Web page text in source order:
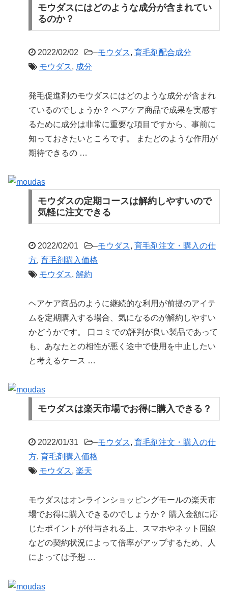
モウダスにはどのような成分が含まれてい
るのか？
2022/02/02 –モウダス, 育毛剤配合成分
モウダス, 成分
発毛促進剤のモウダスにはどのような成分が含まれ
ているのでしょうか？ ヘアケア商品で成果を実感す
るために成分は非常に重要な項目ですから、事前に
知っておきたいところです。 またどのような作用が
期待できるの …
モウダスの定期コースは解約しやすいので
気軽に注文できる
2022/02/01 –モウダス, 育毛剤注文・購入の仕
方, 育毛剤購入価格
モウダス, 解約
ヘアケア商品のように継続的な利用が前提のアイテ
ムを定期購入する場合、気になるのが解約しやすい
かどうかです。 口コミでの評判が良い製品であって
も、あなたとの相性が悪く途中で使用を中止したい
と考えるケース …
モウダスは楽天市場でお得に購入できる？
2022/01/31 –モウダス, 育毛剤注文・購入の仕
方, 育毛剤購入価格
モウダス, 楽天
モウダスはオンラインショッピングモールの楽天市
場でお得に購入できるのでしょうか？ 購入金額に応
じたポイントが付与される上、スマホやネット回線
などの契約状況によって倍率がアップするため、人
によっては予想 …